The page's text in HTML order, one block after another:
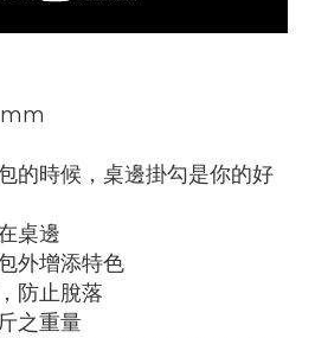
的時候，桌邊掛勾是你的好
桌邊
外增添特色
防止脫落
之重量